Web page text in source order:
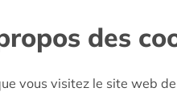
sans barrières
Voorkempen
Datum:04/11/2025
des
vous visitez le site web